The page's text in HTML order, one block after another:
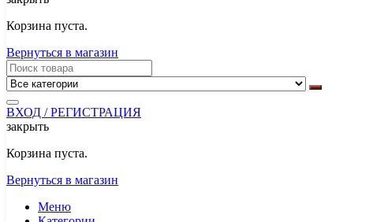
Корзина пуста.
Вернуться в магазин
ВХОД / РЕГИСТРАЦИЯ
закрыть
Корзина пуста.
Вернуться в магазин
Меню